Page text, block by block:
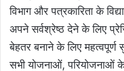
विभाग और पत्रकारिता के
अपने सर्वश्रेष्ठ देने के लिए
बेहतर बनाने के लिए महत्वपूर्ण
सभी योजनाओं, परियोजनाओं